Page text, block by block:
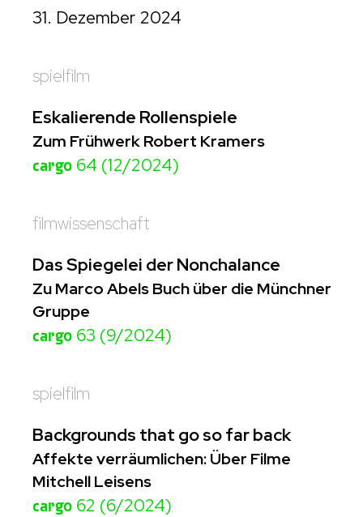
31. Dezember 2024
spielfilm
Eskalierende Rollenspiele
Zum Frühwerk Robert Kramers
cargo 64 (12/2024)
filmwissenschaft
Das Spiegelei der Nonchalance
Zu Marco Abels Buch über die Münchner
Gruppe
cargo 63 (9/2024)
spielfilm
Backgrounds that go so far back
Affekte verräumlichen: Über Filme
Mitchell Leisens
cargo 62 (6/2024)